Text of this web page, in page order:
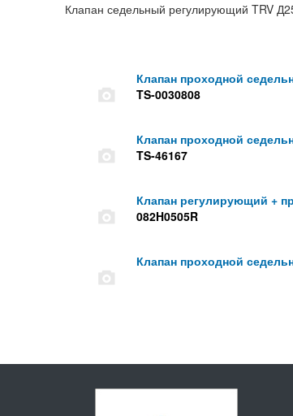
Клапан седельный регулирующий TRV
Клапан проходной
TS-0030808
Клапан проходной
TS-46167
Клапан регулирующий +
082H0505R
Клапан проходной